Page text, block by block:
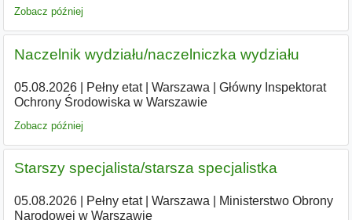
Zobacz później
Naczelnik wydziału/naczelniczka wydziału
05.08.2026| Pełny etat| Warszawa
Główny Inspektorat
Ochrony Środowiska w Warszawie
Zobacz później
Starszy specjalista/starsza specjalistka
05.08.2026| Pełny etat| Warszawa
Ministerstwo Obrony
Narodowej w Warszawie